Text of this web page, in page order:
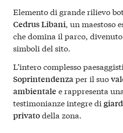
Elemento di grande rilievo
Cedrus Libani, un maestoso
che domina il parco,
simboli del sito.
L’intero complesso
Soprintendenzaper il suo
ambientale e rappresenta
testimonianze integre di
privatodella zona.